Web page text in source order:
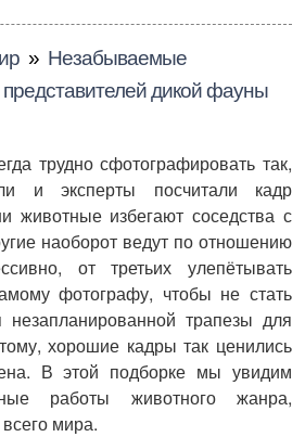
» Незабываемые
дикой фауны
трудно сфотографировать так,
и эксперты посчитали кадр
животные избегают соседства с
наоборот ведут по отношению
от третьих улепётывать
фотографу, чтобы не стать
незапланированной трапезы для
хорошие кадры так ценились
В этой подборке мы увидим
работы животного жанра,
мира.